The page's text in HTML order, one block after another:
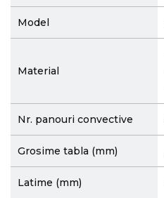
Model
Material
Nr. panouri convective
Grosime tabla (mm)
Latime (mm)